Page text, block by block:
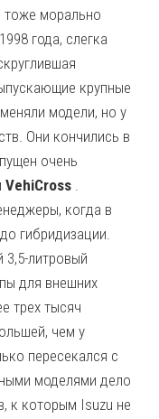
тоже морально
года, слегка
крупные
модели, но у
Они кончились в
очень
VehiCross .
когда в
гибридизации.
литровый
для внешних
трех тысяч
чем у
пересекался с
моделями дело
к которым Isuzu не